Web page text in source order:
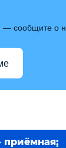
— сообщите о
приёмная;